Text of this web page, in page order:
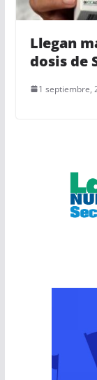
Llegan
dosis de
1 septiembre,